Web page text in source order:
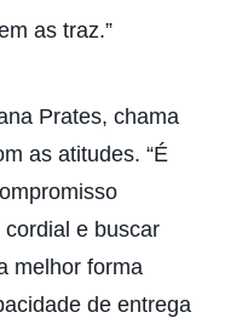
as traz.”
Prates, chama
as atitudes. “É
e buscar
melhor forma
de entrega